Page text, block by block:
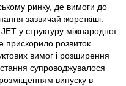
ринку, де вимоги до
зазвичай жорсткіші.
у структуру міжнародної
прискорило розвиток
вимог і розширення
супроводжувалося
випуску в